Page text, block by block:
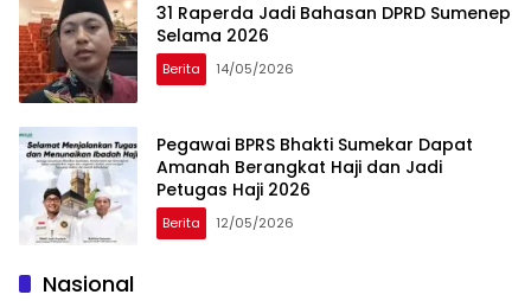
31 Raperda Jadi Bahasan DPRD Sumenep
Selama 2026
Berita 14/05/2026
Pegawai BPRS Bhakti Sumekar Dapat
Amanah Berangkat Haji dan Jadi
Petugas Haji 2026
Berita 12/05/2026
Nasional